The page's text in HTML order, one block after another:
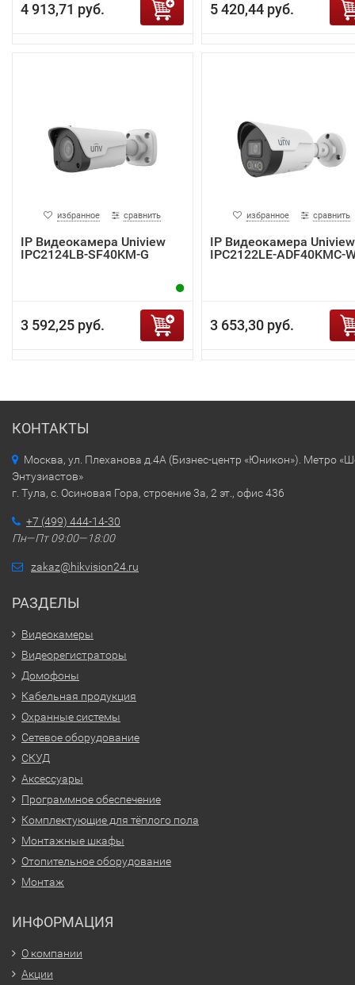
4 913,71 руб. 5 420,44 руб.
избранное сравнить
IP Видеокамера Uniview
IPC2124LB-SF40KM-G
3 592,25 руб.
избранное сравнить
IP Видеокамера Uniview
IPC2122LE-ADF40KMC-
3 653,30 руб.
КОНТАКТЫ
Москва, ул. Плеханова д.4А (Бизнес-центр «Юникон»). Метро
Энтузиастов»
г. Тула, с. Осиновая Гора, строение 3а, 2 эт., офис 436
+7 (499) 444-14-30
Пн—Пт 09:00—18:00
zakaz@hikvision24.ru
РАЗДЕЛЫ
Видеокамеры
Видеорегистраторы
Домофоны
Кабельная продукция
Охранные системы
Сетевое оборудование
СКУД
Аксессуары
Программное обеспечение
Комплектующие для тёплого пола
Монтажные шкафы
Отопительное оборудование
Монтаж
ИНФОРМАЦИЯ
О компании
Акции